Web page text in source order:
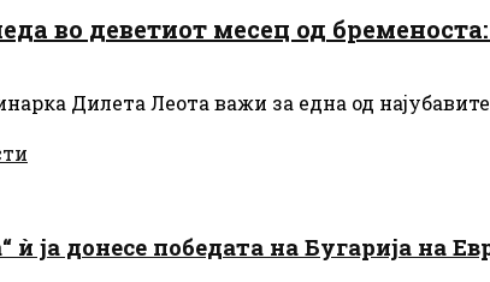
во деветиот месец од
Дилета Леота важи за една од
ја донесе победата на Бугарија на